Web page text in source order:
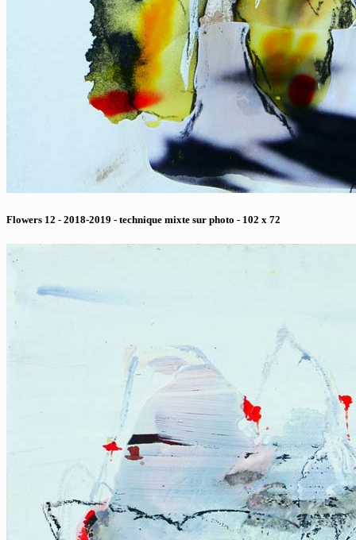
Flowers 12 - 2018-2019 - technique mixte sur photo - 102 x 72